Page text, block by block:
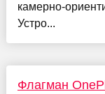
камерно-
Устро...
Флагман